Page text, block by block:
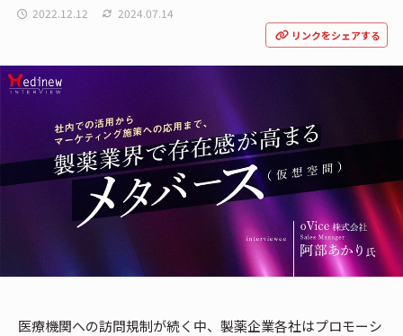
2022.12.12 2024.07.14
リンクをシェアする
医療機関への訪問規制が続く中、製薬企業各社はプロモーシ